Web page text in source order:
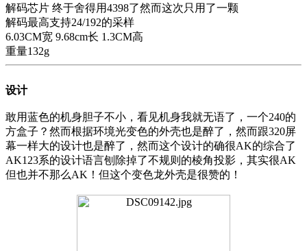
解码芯片 终于舍得用4398了然而这次只用了一颗
解码最高支持24/192的采样
6.03CM宽 9.68cm长 1.3CM高
重量132g
设计
敢用蓝色的机身胆子不小，看见机身我就无语了，一个240的
方盒子？然而根据环境光变色的外壳也是醉了，然而跟320屏
幕一样大的设计也是醉了，然而这个设计的确很AK的综合了
AK123系的设计语言刨除掉了不规则的棱角投影，其实很AK
但也并不那么AK！但这个变色龙外壳是很赞的！